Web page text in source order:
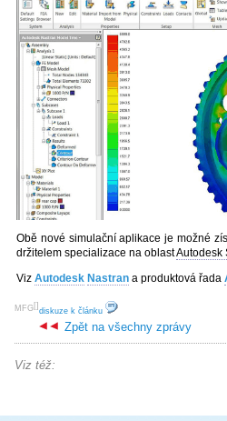
Obě nové simulační aplikace je možné
držitelem specializace na oblastAutodesk
Viz Autodesk Nastran a produktová řada
[
MFG ]
diskuze k článku
Zpět na všechny zprávy
Viz též: